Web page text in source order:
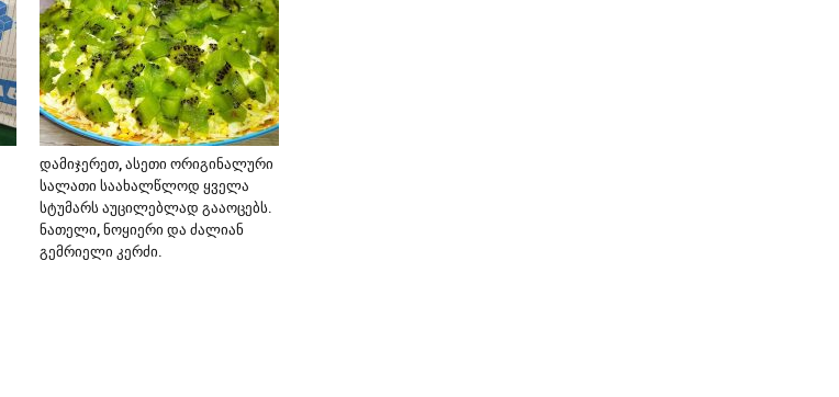
დამიჯერეთ, ასეთი ორიგინალური
სალათი საახალწლოდ ყველა
სტუმარს აუცილებლად გააოცებს.
ნათელი, ნოყიერი და ძალიან
გემრიელი კერძი.